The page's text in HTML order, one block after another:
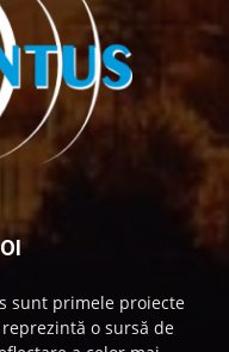
sunt primele proiecte
o sursă de